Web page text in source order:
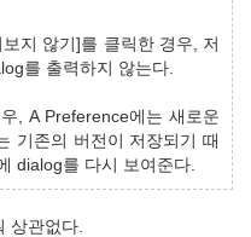
지 않기]를 클릭한 경우, 저
를 출력하지 않는다.
, A Preference에는 새로운
기존의 버전이 저장되기 때
dialog를 다시 보여준다.
상관없다.